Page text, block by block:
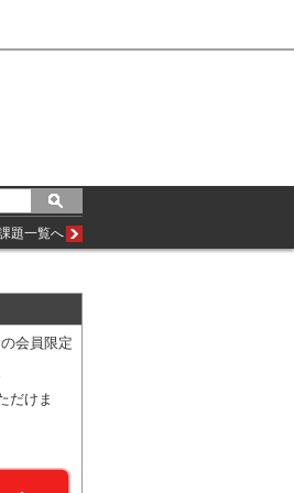
題一覧へ
会員限定
だけま